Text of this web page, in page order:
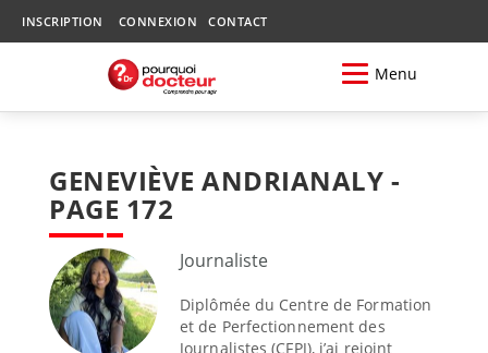
INSCRIPTION CONNEXION CONTACT
Menu
GENEVIÈVE ANDRIANALY -
PAGE 172
Journaliste
Diplômée du Centre de Formation
et de Perfectionnement des
Journalistes (CFPJ), j’ai rejoint